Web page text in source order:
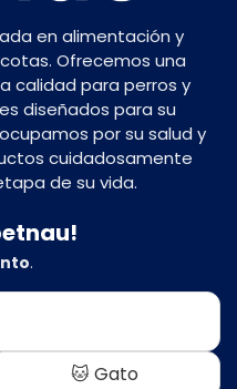
en alimentación y
Ofrecemos una
calidad para perros y
diseñados para su
por su salud y
cuidadosamente
de su vida.
.
🐱 Gato